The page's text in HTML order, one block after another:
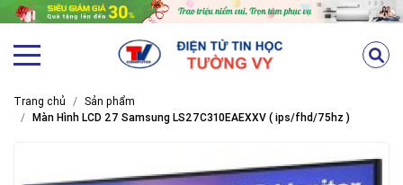
Trang chủ
Sản phẩm
Màn Hình LCD 27 Samsung LS27C310EAEXXV ( ips/fhd/75hz )